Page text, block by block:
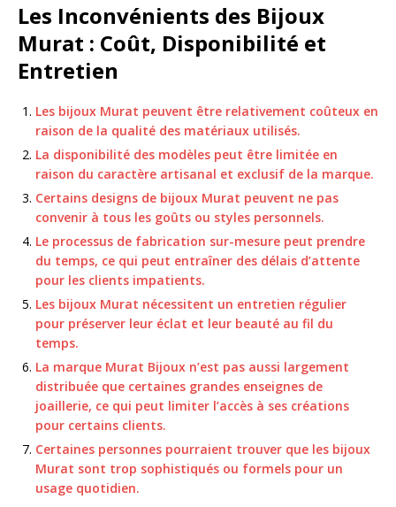
Les Inconvénients des Bijoux
Murat : Coût, Disponibilité et
Entretien
Les bijoux Murat peuvent être relativement coûteux en
raison de la qualité des matériaux utilisés.
La disponibilité des modèles peut être limitée en
raison du caractère artisanal et exclusif de la marque.
Certains designs de bijoux Murat peuvent ne pas
convenir à tous les goûts ou styles personnels.
Le processus de fabrication sur-mesure peut prendre
du temps, ce qui peut entraîner des délais d’attente
pour les clients impatients.
Les bijoux Murat nécessitent un entretien régulier
pour préserver leur éclat et leur beauté au fil du
temps.
La marque Murat Bijoux n’est pas aussi largement
distribuée que certaines grandes enseignes de
joaillerie, ce qui peut limiter l’accès à ses créations
pour certains clients.
Certaines personnes pourraient trouver que les bijoux
Murat sont trop sophistiqués ou formels pour un
usage quotidien.